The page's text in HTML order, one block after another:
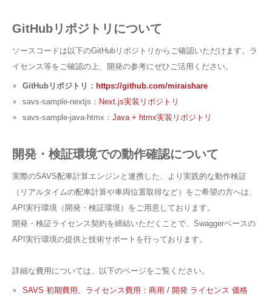
GitHubリポジトリについて
ソースコードは以下のGitHubリポジトリからご確認いただけます。ラ
イセンス等をご確認の上、開発の参考にぜひご活用ください。
GitHubリポジトリ： https://github.com/miraishare
savs-sample-nextjs： Next.js実装リポジトリ
savs-sample-java-htmx： Java + htmx実装リポジトリ
開発・検証環境での動作確認について
実際のSAVS配車計算エンジンと連携した、より実践的な動作検証
（リアルタイムの配車計算や車両位置取得など）をご希望の方へは、
API実行環境（開発・検証環境）をご用意しております。
開発・検証ライセンス契約を締結いただくことで、Swaggerベースの
API実行環境の提供と技術サポートを行っております。
詳細な費用については、以下のページをご覧ください。
SAVS 初期費用、ライセンス費用：商用 / 開発 ライセンス 価格